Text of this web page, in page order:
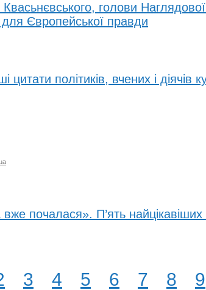
голови
Європейської правди
цитати політиків, вчених і діячів
почалася». П’ять
3 4 5 6 7 8 9